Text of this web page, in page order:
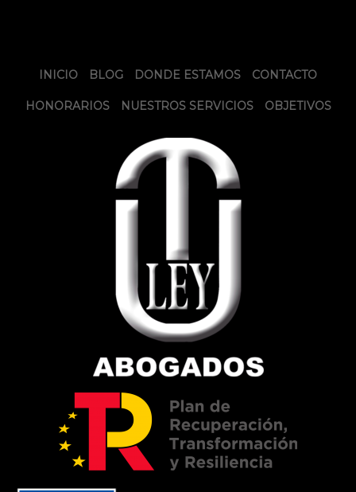
INICIO BLOG DONDE ESTAMOS CONTACTO
HONORARIOS NUESTROS SERVICIOS OBJETIVOS